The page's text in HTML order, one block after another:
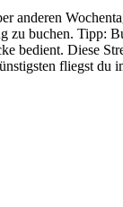
anderen
buchen. Tipp:
bedient. Diese
fliegst du